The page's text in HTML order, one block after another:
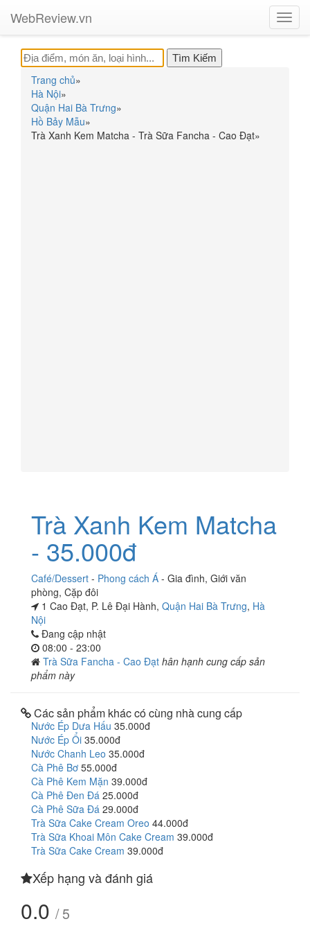
WebReview.vn
Trang chủ»
Hà Nội»
Quận Hai Bà Trưng»
Hồ Bảy Mẫu»
Trà Xanh Kem Matcha - Trà Sữa Fancha - Cao Đạt»
Trà Xanh Kem Matcha
- 35.000đ
Café/Dessert - Phong cách Á - Gia đình, Giới văn
phòng, Cặp đôi
1 Cao Đạt, P. Lê Đại Hành, Quận Hai Bà Trưng, Hà
Nội
Đang cập nhật
08:00 - 23:00
Trà Sữa Fancha - Cao Đạt hân hạnh cung cấp sản
phẩm này
Các sản phẩm khác có cùng nhà cung cấp
Nước Ép Dưa Hấu 35.000đ
Nước Ép Ổi 35.000đ
Nước Chanh Leo 35.000đ
Cà Phê Bơ 55.000đ
Cà Phê Kem Mặn 39.000đ
Cà Phê Đen Đá 25.000đ
Cà Phê Sữa Đá 29.000đ
Trà Sữa Cake Cream Oreo 44.000đ
Trà Sữa Khoai Môn Cake Cream 39.000đ
Trà Sữa Cake Cream 39.000đ
Xếp hạng và đánh giá
0.0 / 5